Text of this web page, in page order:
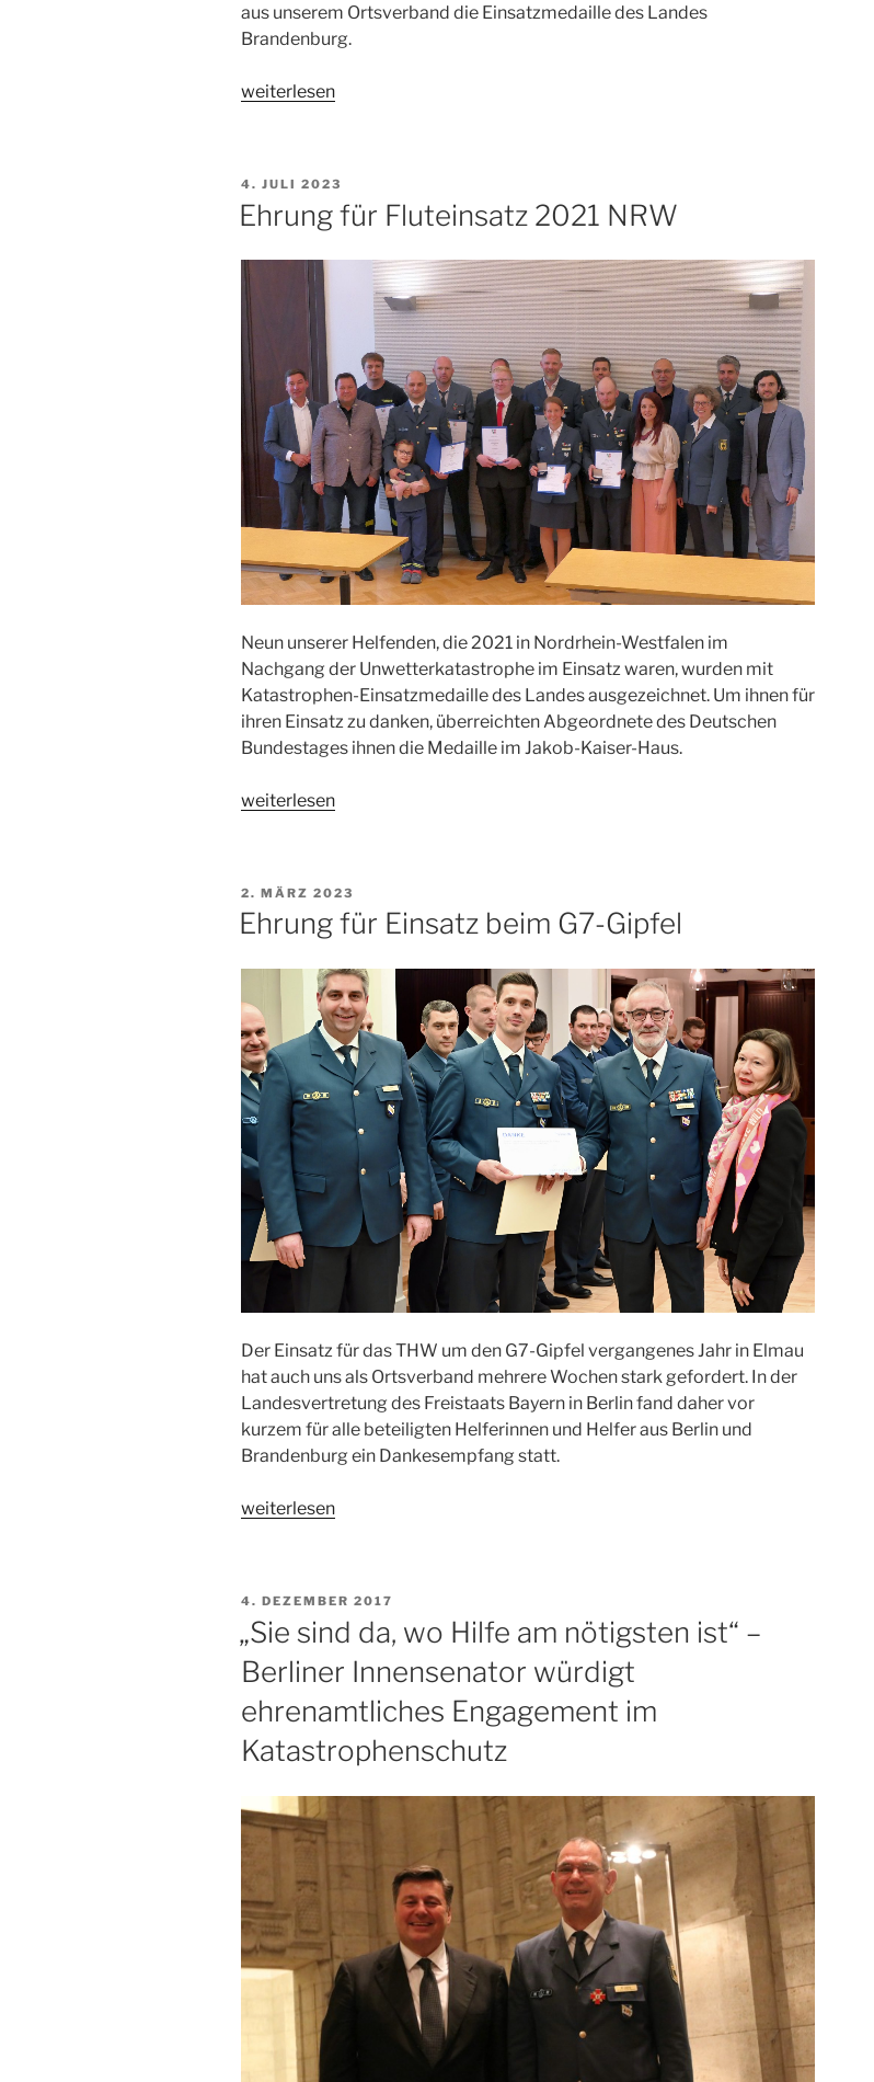
aus unserem Ortsverband die Einsatzmedaille des Landes
Brandenburg.
„Einsatzauszeichnungen
weiterlesen
VERÖFFENTLICHT
4. JULI 2023
Ehrung für Fluteinsatz 2021 NRW
Neun unserer Helfenden, die 2021 in Nordrhein-Westfalen im
Nachgang der Unwetterkatastrophe im Einsatz waren, wurden mit
Katastrophen-Einsatzmedaille des Landes ausgezeichnet. Um ihnen für
ihren Einsatz zu danken, überreichten Abgeordnete des Deutschen
Bundestages ihnen die Medaille im Jakob-Kaiser-Haus.
„Ehrung
NRW“
weiterlesen
VERÖFFENTLICHT
AM
2. MÄRZ 2023
Ehrung für Einsatz beim G7-Gipfel
Der Einsatz für das THW um den G7-Gipfel vergangenes Jahr in Elmau
hat auch uns als Ortsverband mehrere Wochen stark gefordert. In der
Landesvertretung des Freistaats Bayern in Berlin fand daher vor
kurzem für alle beteiligten Helferinnen und Helfer aus Berlin und
Brandenburg ein Dankesempfang statt.
„Ehrung
Gipfel“
weiterlesen
VERÖFFENTLICHT
AM
4. DEZEMBER 2017
„Sie sind da, wo Hilfe am nötigsten ist“ –
Berliner Innensenator würdigt
ehrenamtliches Engagement im
Katastrophenschutz